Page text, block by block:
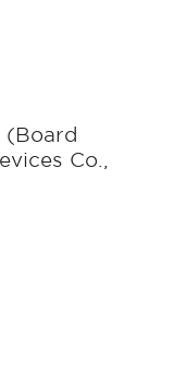
(Board
Co.,